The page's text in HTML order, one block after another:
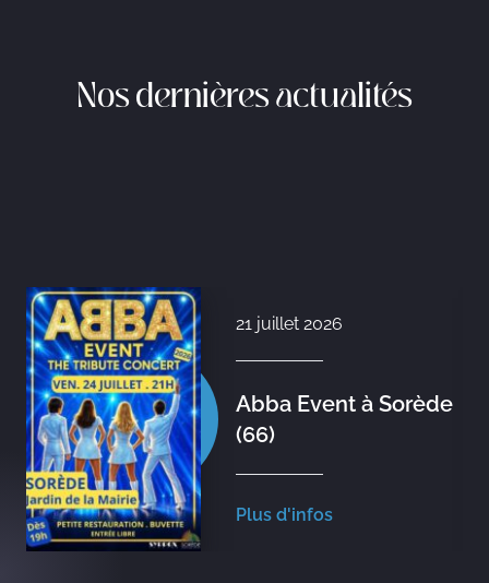
Nos dernières actualités
21 juillet 2026
Abba Event à Sorède
(66)
Plus d'infos